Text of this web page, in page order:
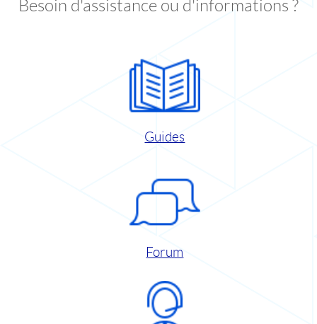
Besoin d'assistance ou d'informations ?
Guides
Forum